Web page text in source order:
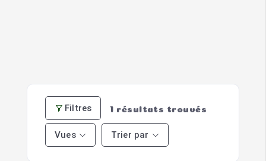
Filtres 1 résultats trouvés
Vues Trier par